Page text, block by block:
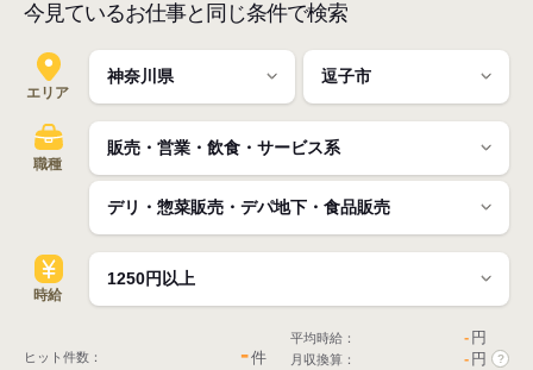
今見ているお仕事と同じ条件で検索
エリア
職種
時給
ヒット件数： -件
平均時給： - 円
月収換算： - 円 ?